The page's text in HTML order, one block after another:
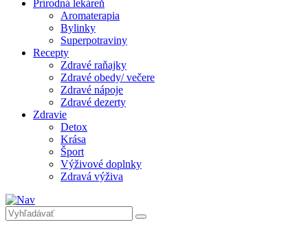
Prírodná lekáreň
Aromaterapia
Bylinky
Superpotraviny
Recepty
Zdravé raňajky
Zdravé obedy/ večere
Zdravé nápoje
Zdravé dezerty
Zdravie
Detox
Krása
Šport
Výživové doplnky
Zdravá výživa